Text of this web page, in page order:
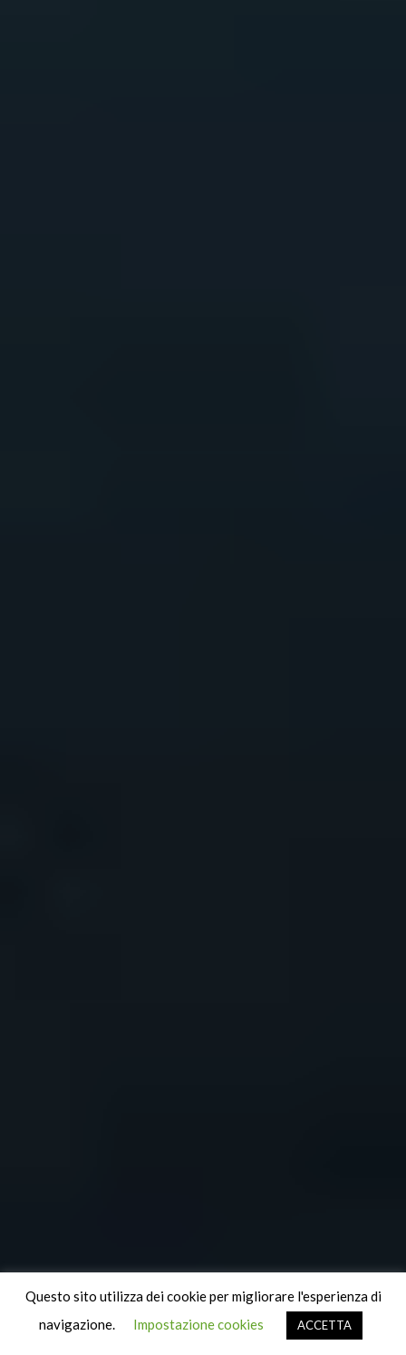
Questo sito utilizza dei cookie per migliorare l'esperienza di
navigazione.
Impostazione cookies ACCETTA